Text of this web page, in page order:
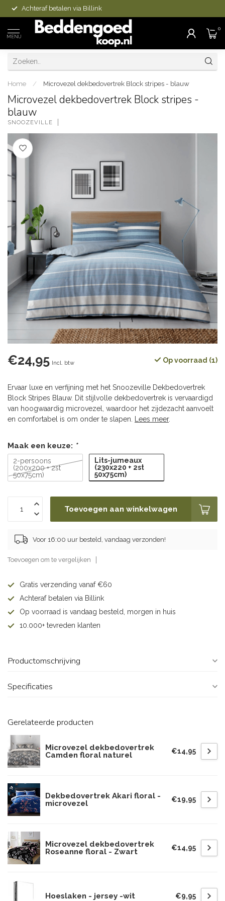
Achteraf betalen via Billink
MENU
0
Home / Microvezel dekbedovertrek Block stripes - blauw
Microvezel dekbedovertrek Block stripes -
blauw
SNOOZEVILLE
€24,95 Incl. btw Op voorraad (1)
Ervaar luxe en verfijning met het Snoozeville Dekbedovertrek
Block Stripes Blauw. Dit stijlvolle dekbedovertrek is vervaardigd
van hoogwaardig microvezel, waardoor het zijdezacht aanvoelt
en comfortabel is om onder te slapen.
Lees meer.
Maak een keuze: *
2-persoons
(200x200 + 2st
50x75cm)
Lits-jumeaux
(230x220 + 2st
50x75cm)
Toevoegen aan winkelwagen
Voor 16:00 uur besteld, vandaag verzonden!
Toevoegen om te vergelijken
Gratis verzending vanaf €60
Achteraf betalen via Billink
Op voorraad is vandaag besteld, morgen in huis
10.000+ tevreden klanten
Productomschrijving
Specificaties
Gerelateerde producten
Microvezel dekbedovertrek
Camden floral naturel
€14,95
Dekbedovertrek Akari floral -
microvezel
€19,95
Microvezel dekbedovertrek
Roseanne floral - Zwart
€14,95
Hoeslaken - jersey -wit €9,95